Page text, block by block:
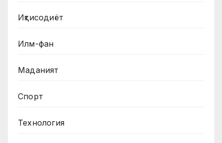
Иқтисодиёт
Илм-фан
Маданият
Спорт
Технология